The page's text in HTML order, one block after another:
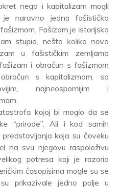
nego i kapitalizam mogli
naravno jedna fašistička
Fašizam je istorijska
stupio, nešto koliko novo
u fašističkim zemljama
i obračun s fašizmom
s kapitalizmom, sa
najneospornijim i
kojoj bi moglo da se
“prirode”. Ali i kod samih
koja su čoveku
na svu njegovu raspoloživu
potresa koji je razorio
časopisima mogle su se
prikazivale jedno polje u